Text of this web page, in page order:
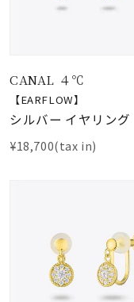
CANAL ４℃
【EARFLOW】
シルバー イヤリング
¥18,700(tax in)